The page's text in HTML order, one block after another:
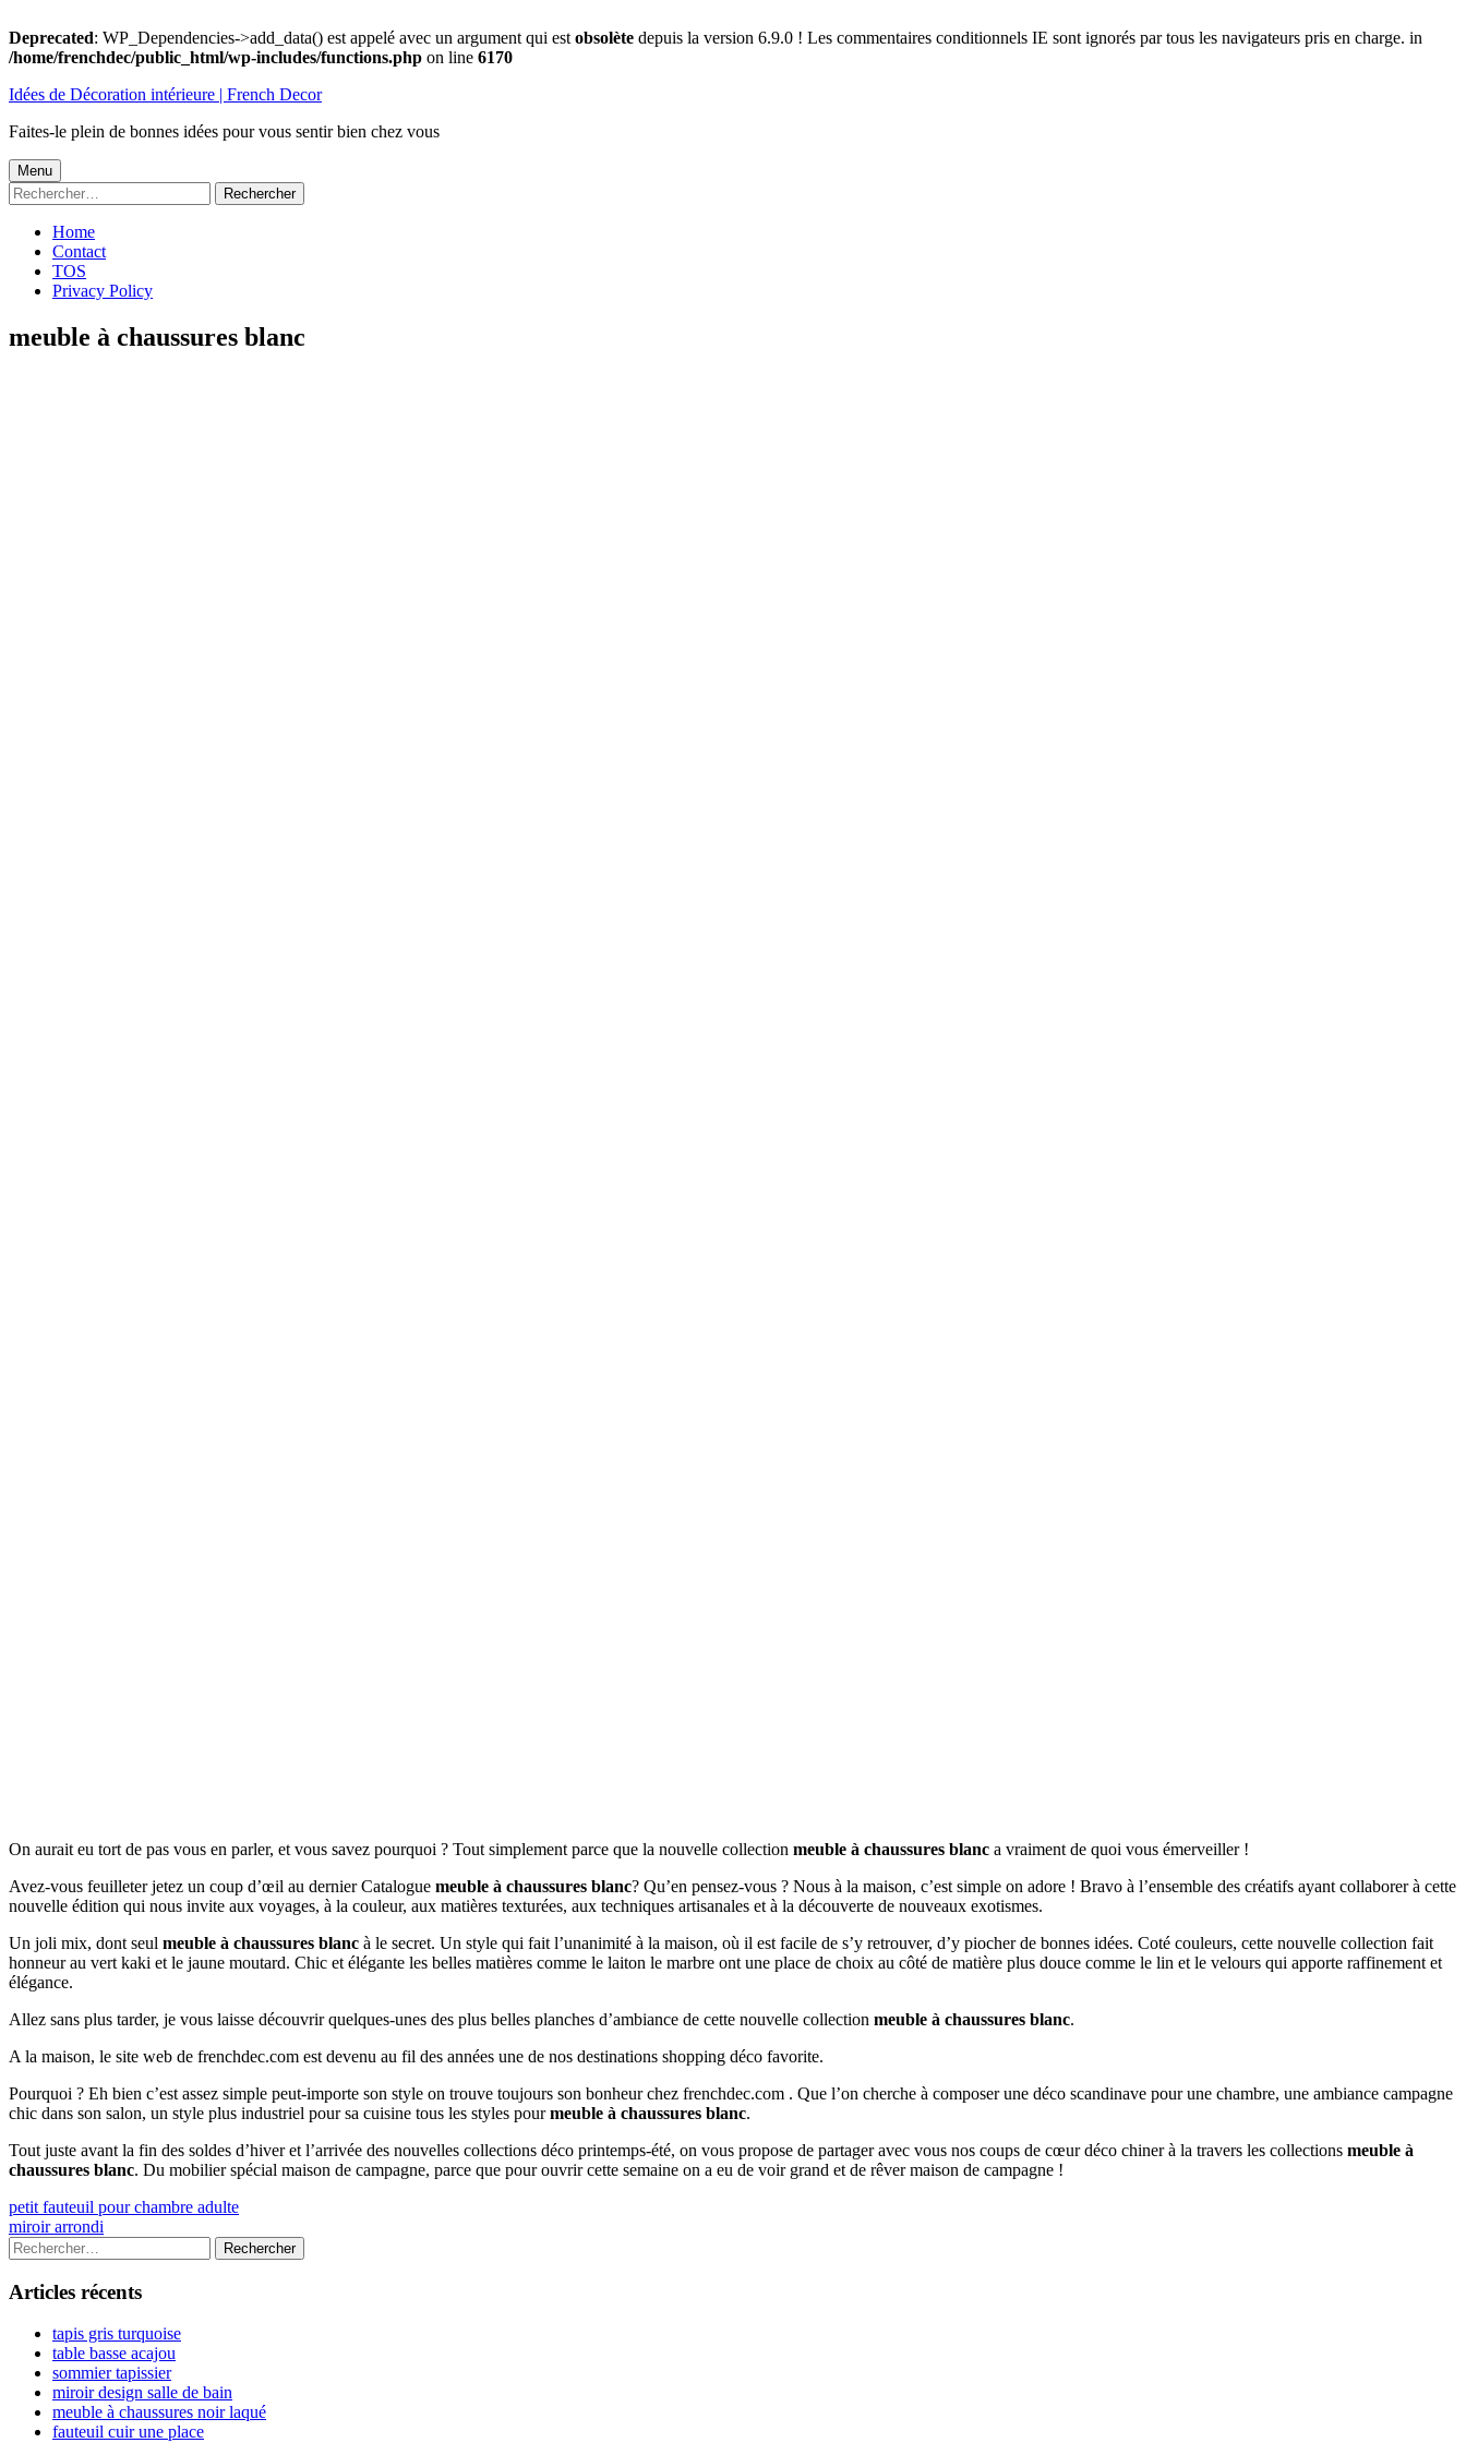
Deprecated: WP_Dependencies->add_data() est appelé avec un argument qui est obsolète depuis la version 6.9.0 ! Les commentaires conditionnels IE sont ignorés par tous les navigateurs pris en charge. in
/home/frenchdec/public_html/wp-includes/functions.php on line 6170
au
Idées de Décoration intérieure | French Decor
Faites-le plein de bonnes idées pour vous sentir bien chez vous
Menu
principal
Menu
Rechercher :
Home
Contact
TOS
Privacy Policy
meuble à chaussures blanc
On aurait eu tort de pas vous en parler, et vous savez pourquoi ? Tout simplement parce que la nouvelle collection meuble à chaussures blanc a vraiment de quoi vous émerveiller !
Avez-vous feuilleter jetez un coup d’œil au dernier Catalogue meuble à chaussures blanc? Qu’en pensez-vous ? Nous à la maison, c’est simple on adore ! Bravo à l’ensemble des créatifs ayant collaborer à cette
nouvelle édition qui nous invite aux voyages, à la couleur, aux matières texturées, aux techniques artisanales et à la découverte de nouveaux exotismes.
Un joli mix, dont seul meuble à chaussures blanc à le secret. Un style qui fait l’unanimité à la maison, où il est facile de s’y retrouver, d’y piocher de bonnes idées. Coté couleurs, cette nouvelle collection fait
honneur au vert kaki et le jaune moutard. Chic et élégante les belles matières comme le laiton le marbre ont une place de choix au côté de matière plus douce comme le lin et le velours qui apporte raffinement et
élégance.
Allez sans plus tarder, je vous laisse découvrir quelques-unes des plus belles planches d’ambiance de cette nouvelle collection meuble à chaussures blanc.
A la maison, le site web de frenchdec.com est devenu au fil des années une de nos destinations shopping déco favorite.
Pourquoi ? Eh bien c’est assez simple peut-importe son style on trouve toujours son bonheur chez frenchdec.com . Que l’on cherche à composer une déco scandinave pour une chambre, une ambiance campagne
chic dans son salon, un style plus industriel pour sa cuisine tous les styles pourmeuble à chaussures blanc.
Tout juste avant la fin des soldes d’hiver et l’arrivée des nouvelles collections déco printemps-été, on vous propose de partager avec vous nos coups de cœur déco chiner à la travers les collections meuble à
chaussures blanc. Du mobilier spécial maison de campagne, parce que pour ouvrir cette semaine on a eu de voir grand et de rêver maison de campagne !
Navigation
de
l’article
Previous
article:
petit fauteuil pour chambre adulte
Next
article:
miroir arrondi
Colonne
latérale
principale
Rechercher :
Articles récents
tapis gris turquoise
table basse acajou
sommier tapissier
miroir design salle de bain
meuble à chaussures noir laqué
fauteuil cuir une place